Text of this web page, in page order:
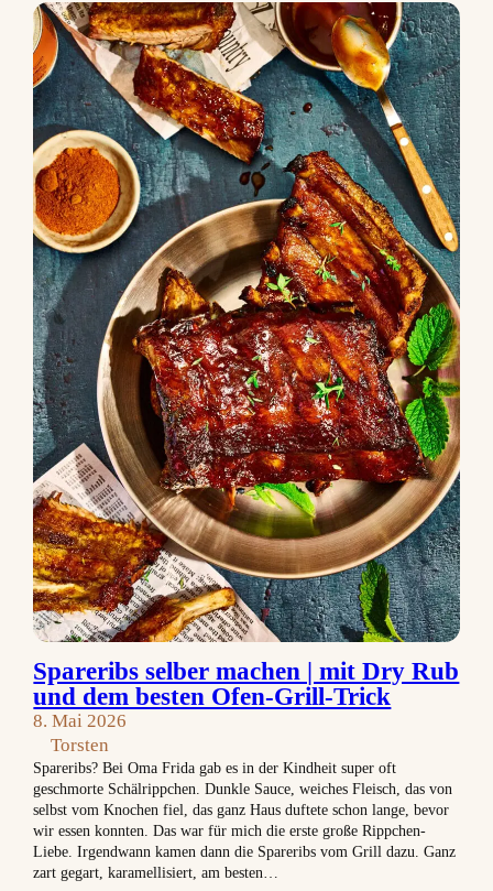
Spareribs selber machen | mit Dry Rub
und dem besten Ofen-Grill-Trick
8. Mai 2026
Torsten
Spareribs? Bei Oma Frida gab es in der Kindheit super oft
geschmorte Schälrippchen. Dunkle Sauce, weiches Fleisch, das von
selbst vom Knochen fiel, das ganz Haus duftete schon lange, bevor
wir essen konnten. Das war für mich die erste große Rippchen-
Liebe. Irgendwann kamen dann die Spareribs vom Grill dazu. Ganz
zart gegart, karamellisiert, am besten…